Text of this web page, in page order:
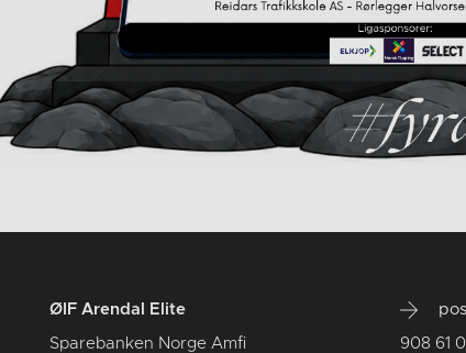
ØIF Arendal Elite
Sparebanken Norge Amfi 908 61